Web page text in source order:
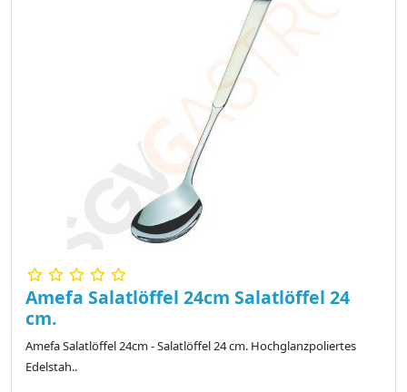
Amefa Salatlöffel 24cm Salatlöffel 24
cm.
Amefa Salatlöffel 24cm - Salatlöffel 24 cm. Hochglanzpoliertes
Edelstah..